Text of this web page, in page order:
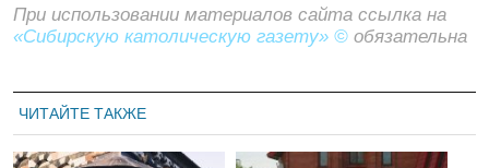
При использовании материалов сайта ссылка на
«Сибирскую католическую газету» © обязательна
ЧИТАЙТЕ ТАКЖЕ